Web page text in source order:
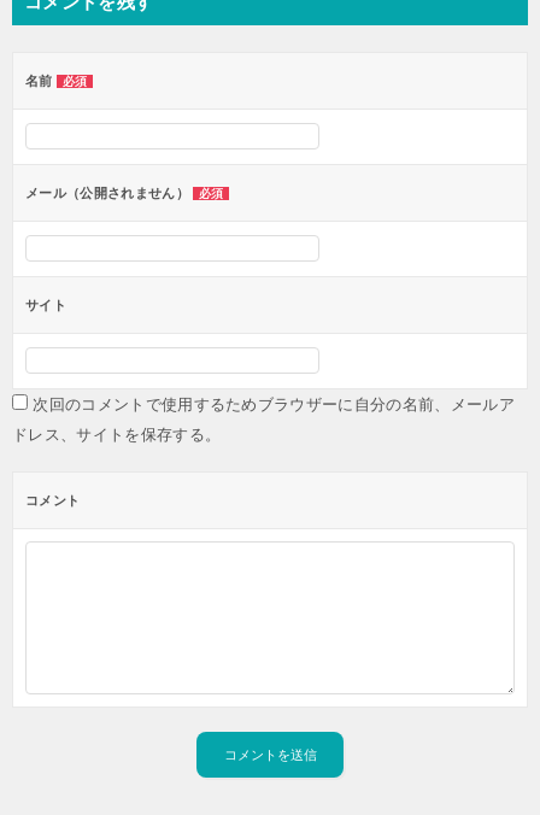
シ
ョ
ン
名前 必須
メール（公開されません） 必須
サイト
次回のコメントで使用するためブラウザーに自分の名前、メールア
ドレス、サイトを保存する。
コメント